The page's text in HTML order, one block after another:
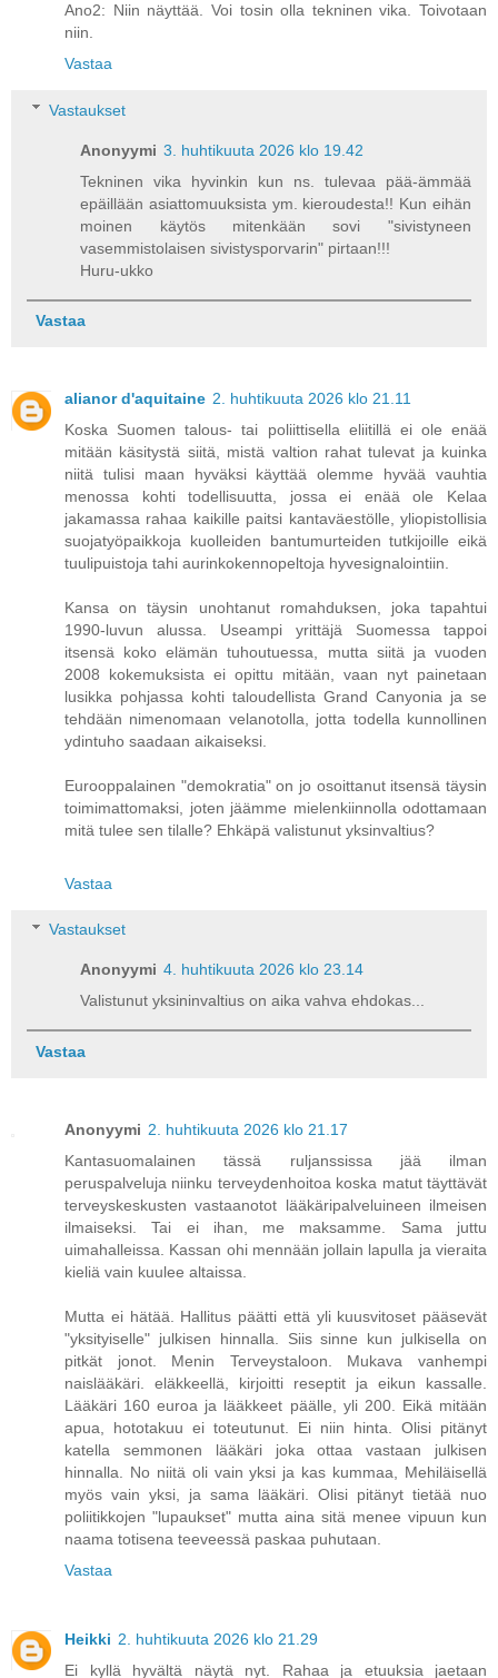
Ano2: Niin näyttää. Voi tosin olla tekninen vika. Toivotaan
niin.
Vastaa
Vastaukset
Anonyymi 3. huhtikuuta 2026 klo 19.42
Tekninen vika hyvinkin kun ns. tulevaa pää-ämmää
epäillään asiattomuuksista ym. kieroudesta!! Kun eihän
moinen käytös mitenkään sovi "sivistyneen
vasemmistolaisen sivistysporvarin" pirtaan!!!
Huru-ukko
Vastaa
alianor d'aquitaine 2. huhtikuuta 2026 klo 21.11
Koska Suomen talous- tai poliittisella eliitillä ei ole enää
mitään käsitystä siitä, mistä valtion rahat tulevat ja kuinka
niitä tulisi maan hyväksi käyttää olemme hyvää vauhtia
menossa kohti todellisuutta, jossa ei enää ole Kelaa
jakamassa rahaa kaikille paitsi kantaväestölle, yliopistollisia
suojatyöpaikkoja kuolleiden bantumurteiden tutkijoille eikä
tuulipuistoja tahi aurinkokennopeltoja hyvesignalointiin.
Kansa on täysin unohtanut romahduksen, joka tapahtui
1990-luvun alussa. Useampi yrittäjä Suomessa tappoi
itsensä koko elämän tuhoutuessa, mutta siitä ja vuoden
2008 kokemuksista ei opittu mitään, vaan nyt painetaan
lusikka pohjassa kohti taloudellista Grand Canyonia ja se
tehdään nimenomaan velanotolla, jotta todella kunnollinen
ydintuho saadaan aikaiseksi.
Eurooppalainen "demokratia" on jo osoittanut itsensä täysin
toimimattomaksi, joten jäämme mielenkiinnolla odottamaan
mitä tulee sen tilalle? Ehkäpä valistunut yksinvaltius?
Vastaa
Vastaukset
Anonyymi 4. huhtikuuta 2026 klo 23.14
Valistunut yksininvaltius on aika vahva ehdokas...
Vastaa
Anonyymi 2. huhtikuuta 2026 klo 21.17
Kantasuomalainen tässä ruljanssissa jää ilman
peruspalveluja niinku terveydenhoitoa koska matut täyttävät
terveyskeskusten vastaanotot lääkäripalveluineen ilmeisen
ilmaiseksi. Tai ei ihan, me maksamme. Sama juttu
uimahalleissa. Kassan ohi mennään jollain lapulla ja vieraita
kieliä vain kuulee altaissa.
Mutta ei hätää. Hallitus päätti että yli kuusvitoset pääsevät
"yksityiselle" julkisen hinnalla. Siis sinne kun julkisella on
pitkät jonot. Menin Terveystaloon. Mukava vanhempi
naislääkäri. eläkkeellä, kirjoitti reseptit ja eikun kassalle.
Lääkäri 160 euroa ja lääkkeet päälle, yli 200. Eikä mitään
apua, hototakuu ei toteutunut. Ei niin hinta. Olisi pitänyt
katella semmonen lääkäri joka ottaa vastaan julkisen
hinnalla. No niitä oli vain yksi ja kas kummaa, Mehiläisellä
myös vain yksi, ja sama lääkäri. Olisi pitänyt tietää nuo
poliitikkojen "lupaukset" mutta aina sitä menee vipuun kun
naama totisena teeveessä paskaa puhutaan.
Vastaa
Heikki 2. huhtikuuta 2026 klo 21.29
Ei kyllä hyvältä näytä nyt. Rahaa ja etuuksia jaetaan